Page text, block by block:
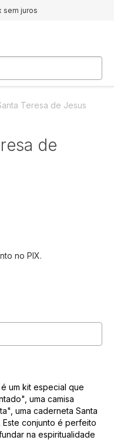
sem juros
Teresa de Jesus
de
no PIX.
um kit especial que
uma camisa
uma caderneta Santa
Este conjunto é perfeito
na espiritualidade